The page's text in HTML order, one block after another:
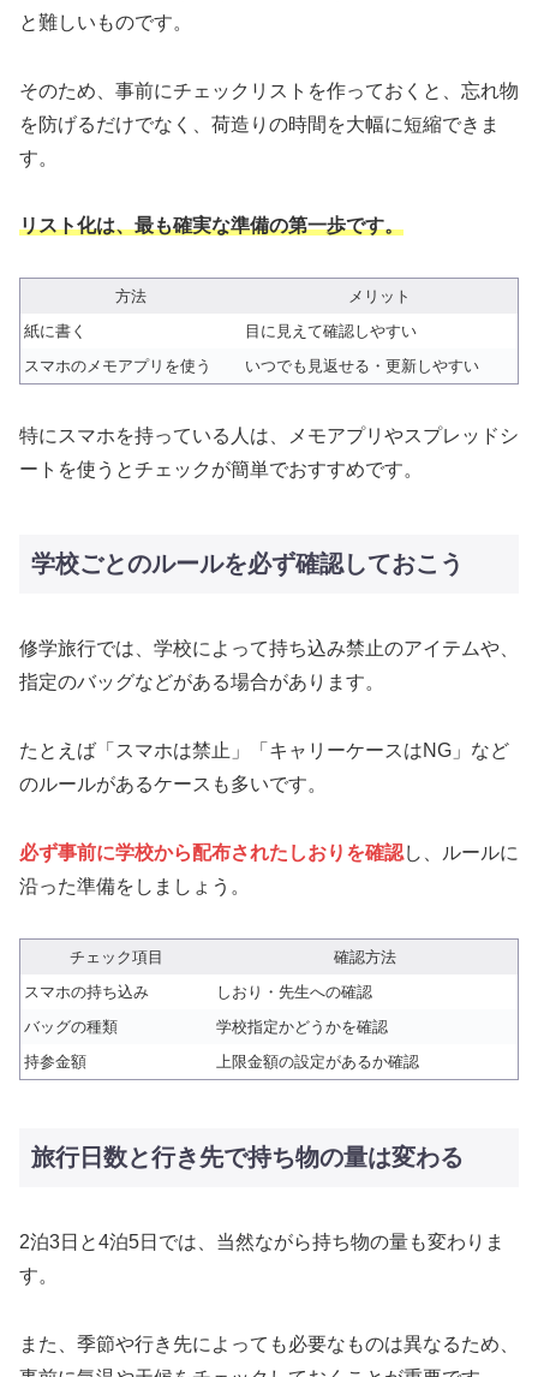
と難しいものです。
そのため、事前にチェックリストを作っておくと、忘れ物
を防げるだけでなく、荷造りの時間を大幅に短縮できま
す。
リスト化は、最も確実な準備の第一歩です。
方法
メリット
紙に書く
目に見えて確認しやすい
スマホのメモアプリを使う
いつでも見返せる・更新しやすい
特にスマホを持っている人は、メモアプリやスプレッドシ
ートを使うとチェックが簡単でおすすめです。
学校ごとのルールを必ず確認しておこう
修学旅行では、学校によって持ち込み禁止のアイテムや、
指定のバッグなどがある場合があります。
たとえば「スマホは禁止」「キャリーケースはNG」など
のルールがあるケースも多いです。
必ず事前に学校から配布されたしおりを確認し、ルールに
沿った準備をしましょう。
チェック項目
確認方法
スマホの持ち込み
しおり・先生への確認
バッグの種類
学校指定かどうかを確認
持参金額
上限金額の設定があるか確認
旅行日数と行き先で持ち物の量は変わる
2泊3日と4泊5日では、当然ながら持ち物の量も変わりま
す。
また、季節や行き先によっても必要なものは異なるため、